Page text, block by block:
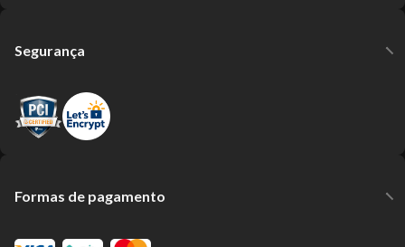
Segurança
Formas de pagamento